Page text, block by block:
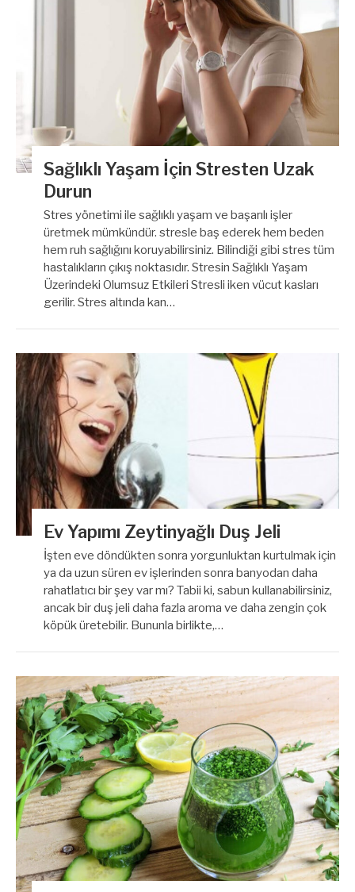
Sağlıklı Yaşam İçin Stresten Uzak
Durun
Stres yönetimi ile sağlıklı yaşam ve başarılı işler
üretmek mümkündür. stresle baş ederek hem beden
hem ruh sağlığını koruyabilirsiniz. Bilindiği gibi stres tüm
hastalıkların çıkış noktasıdır. Stresin Sağlıklı Yaşam
Üzerindeki Olumsuz Etkileri Stresli iken vücut kasları
gerilir. Stres altında kan…
Ev Yapımı Zeytinyağlı Duş Jeli
İşten eve döndükten sonra yorgunluktan kurtulmak için
ya da uzun süren ev işlerinden sonra banyodan daha
rahatlatıcı bir şey var mı? Tabii ki, sabun kullanabilirsiniz,
ancak bir duş jeli daha fazla aroma ve daha zengin çok
köpük üretebilir. Bununla birlikte,…